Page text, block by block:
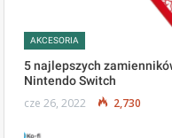
AKCESORIA
5 najlepszych
Nintendo Switch
cze 26, 2022 2,730